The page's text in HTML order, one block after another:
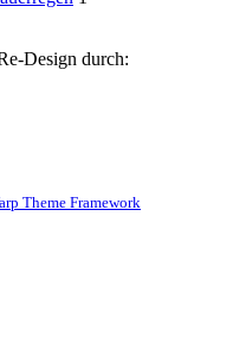
Design durch:
Theme Framework